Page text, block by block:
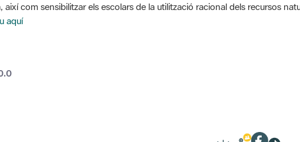
així com sensibilitzar els escolars de la utilització racional dels recursos
aquí
La valoración media es de 0 estrellas de 5.